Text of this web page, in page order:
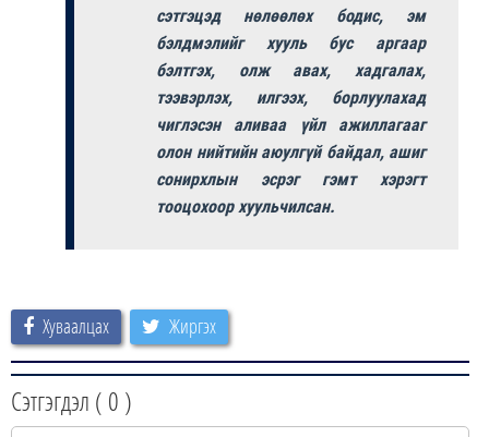
сэтгэцэд нөлөөлөх бодис, эм
бэлдмэлийг хууль бус аргаар
бэлтгэх, олж авах, хадгалах,
тээвэрлэх, илгээх, борлуулахад
чиглэсэн аливаа үйл ажиллагааг
олон нийтийн аюулгүй байдал, ашиг
сонирхлын эсрэг гэмт хэрэгт
тооцохоор хуульчилсан.
Хуваалцах Жиргэх
Сэтгэгдэл ( 0 )